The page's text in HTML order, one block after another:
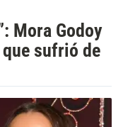
Mora Godoy
sufrió de